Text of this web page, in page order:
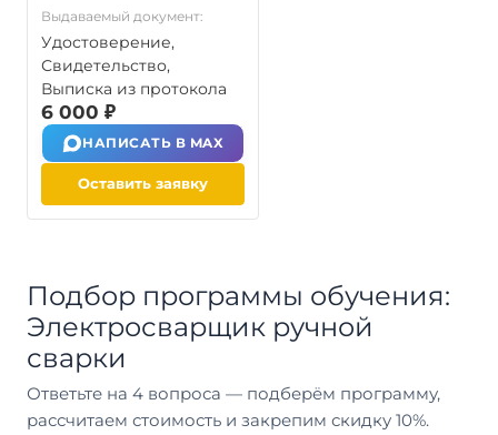
Выдаваемый документ:
Удостоверение,
Свидетельство,
Выписка из протокола
6 000 ₽
НАПИСАТЬ В MAX
Оставить заявку
Подбор программы обучения:
Электросварщик ручной
сварки
Ответьте на 4 вопроса — подберём программу,
рассчитаем стоимость и закрепим скидку 10%.